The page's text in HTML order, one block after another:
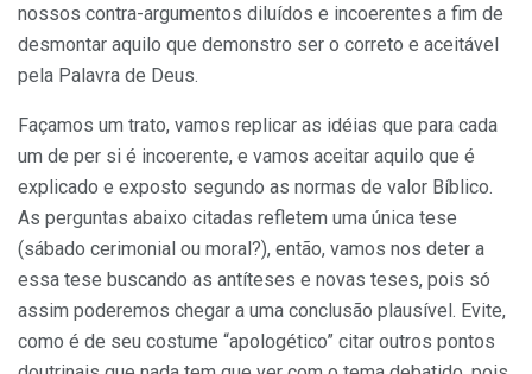
nossos contra-argumentos diluídos e incoerentes a fim de
desmontar aquilo que demonstro ser o correto e aceitável
pela Palavra de Deus.
Façamos um trato, vamos replicar as idéias que para cada
um de per si é incoerente, e vamos aceitar aquilo que é
explicado e exposto segundo as normas de valor Bíblico.
As perguntas abaixo citadas refletem uma única tese
(sábado cerimonial ou moral?), então, vamos nos deter a
essa tese buscando as antíteses e novas teses, pois só
assim poderemos chegar a uma conclusão plausível. Evite,
como é de seu costume “apologético” citar outros pontos